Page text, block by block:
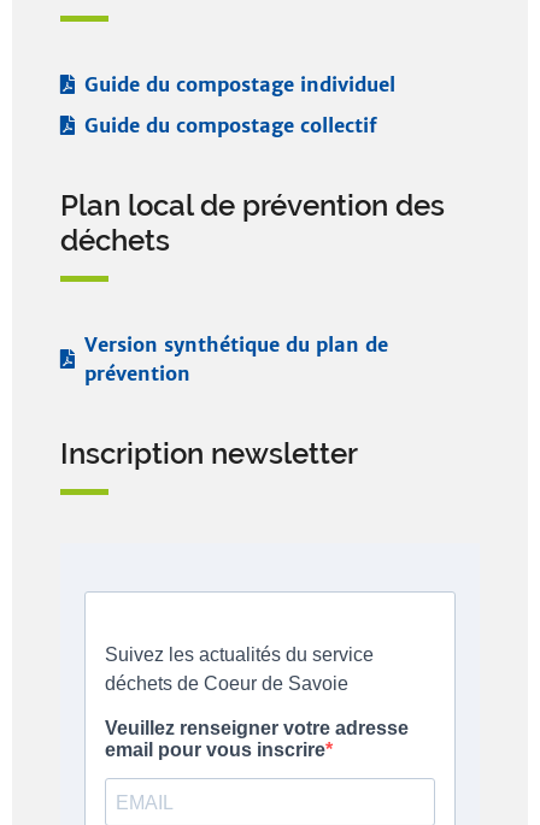
Guide du compostage individuel
Guide du compostage collectif
Plan local de prévention des
déchets
Version synthétique du plan de
prévention
Inscription newsletter